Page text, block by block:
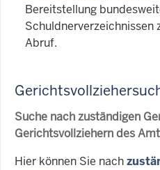
Bereitstellung
Abruf.
Suche nach zuständigen
Gerichtsvollziehern des
Hier können Sie nach